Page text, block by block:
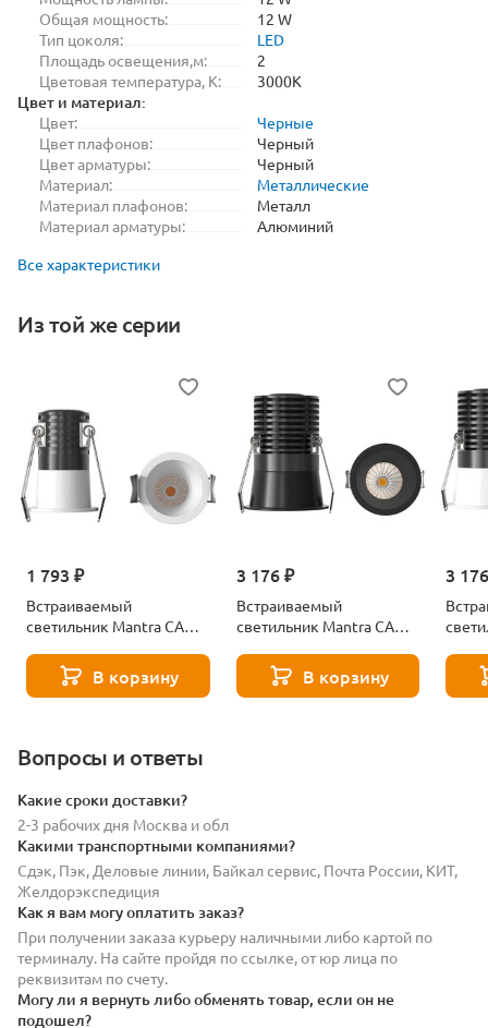
Общая мощность:
12 W
Тип цоколя:
LED
Площадь освещения,м:
2
Цветовая температура, K:
3000K
Цвет и материал:
Цвет:
Черные
Цвет плафонов:
Черный
Цвет арматуры:
Черный
Материал:
Металлические
Материал плафонов:
Металл
Материал арматуры:
Алюминий
Все характеристики
Из той же серии
1 793 ₽
Встраиваемый
светильник Mantra CANE
В корзину
3 176 ₽
Встраиваемый
светильник Mantra CANE
В корзину
3
Вопросы и ответы
Какие сроки доставки?
2-3 рабочих дня Москва и обл
Какими транспортными компаниями?
Сдэк, Пэк, Деловые линии, Байкал сервис, Почта России, КИТ,
Желдорэкспедиция
Как я вам могу оплатить заказ?
При получении заказа курьеру наличными либо картой по
терминалу. На сайте пройдя по ссылке, от юр лица по
реквизитам по счету.
Могу ли я вернуть либо обменять товар, если он не
подошел?